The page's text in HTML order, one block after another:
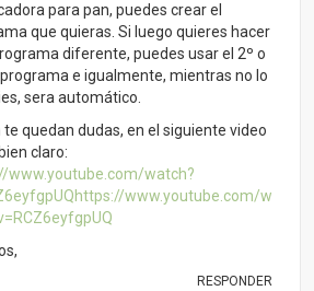
para pan, puedes crear el
que quieras. Si luego quieres hacer
diferente, puedes usar el 2º o
e igualmente, mientras no lo
sera automático.
te quedan dudas, en el siguiente video
claro:
www.youtube.com/watch?
www.youtube.com/w
RESPONDER